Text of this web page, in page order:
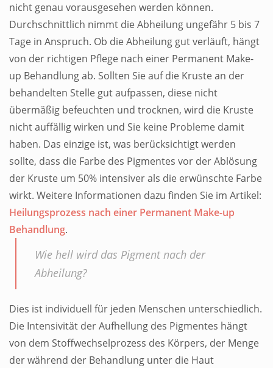
nicht genau vorausgesehen werden können.
Durchschnittlich nimmt die Abheilung ungefähr 5 bis 7
Tage in Anspruch. Ob die Abheilung gut verläuft, hängt
von der richtigen Pflege nach einer Permanent Make-
up Behandlung ab. Sollten Sie auf die Kruste an der
behandelten Stelle gut aufpassen, diese nicht
übermäßig befeuchten und trocknen, wird die Kruste
nicht auffällig wirken und Sie keine Probleme damit
haben. Das einzige ist, was berücksichtigt werden
sollte, dass die Farbe des Pigmentes vor der Ablösung
der Kruste um 50% intensiver als die erwünschte Farbe
wirkt. Weitere Informationen dazu finden Sie im Artikel:
Heilungsprozess nach einer Permanent Make-up
Behandlung.
Wie hell wird das Pigment nach der
Abheilung?
Dies ist individuell für jeden Menschen unterschiedlich.
Die Intensivität der Aufhellung des Pigmentes hängt
von dem Stoffwechselprozess des Körpers, der Menge
der während der Behandlung unter die Haut